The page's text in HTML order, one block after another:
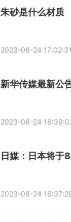
朱砂是什么材质
2023-08-24 17:02:31
2023-08-24
日媒：日本将于
2023-08-24